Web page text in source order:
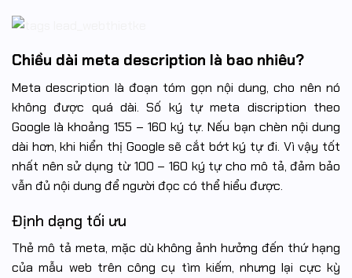
Chiều dài meta description là bao nhiêu?
Meta description là đoạn tóm gọn nội dung, cho nên nó
không được quá dài. Số ký tự meta discription theo
Google là khoảng 155 – 160 ký tự. Nếu bạn chèn nội dung
dài hơn, khi hiển thị Google sẽ cắt bớt ký tự đi. Vì vậy tốt
nhất nên sử dụng từ 100 – 160 ký tự cho mô tả, đảm bảo
vẫn đủ nội dung để người đọc có thể hiểu được.
Định dạng tối ưu
Thẻ mô tả meta, mặc dù không ảnh hưởng đến thứ hạng
của mẫu web trên công cụ tìm kiếm, nhưng lại cực kỳ